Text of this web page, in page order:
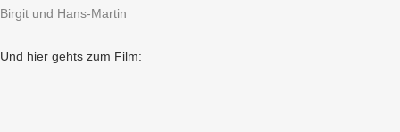
Birgit und Hans-Martin
Und hier gehts zum Film: